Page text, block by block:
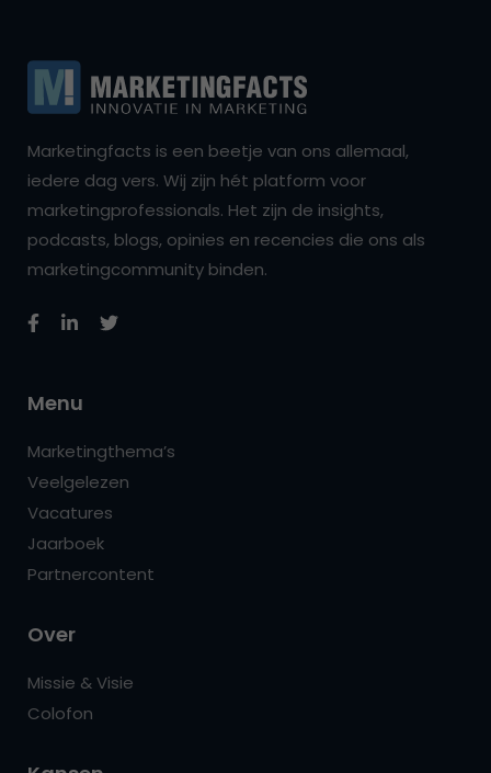
Marketingfacts is een beetje van ons allemaal,
iedere dag vers. Wij zijn hét platform voor
marketingprofessionals. Het zijn de insights,
podcasts, blogs, opinies en recencies die ons als
marketingcommunity binden.
Menu
Marketingthema’s
Veelgelezen
Vacatures
Jaarboek
Partnercontent
Over
Missie & Visie
Colofon